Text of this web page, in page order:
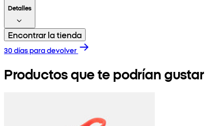
Detalles
Encontrar la tienda
30 días para devolver
Productos que te podrían gustar